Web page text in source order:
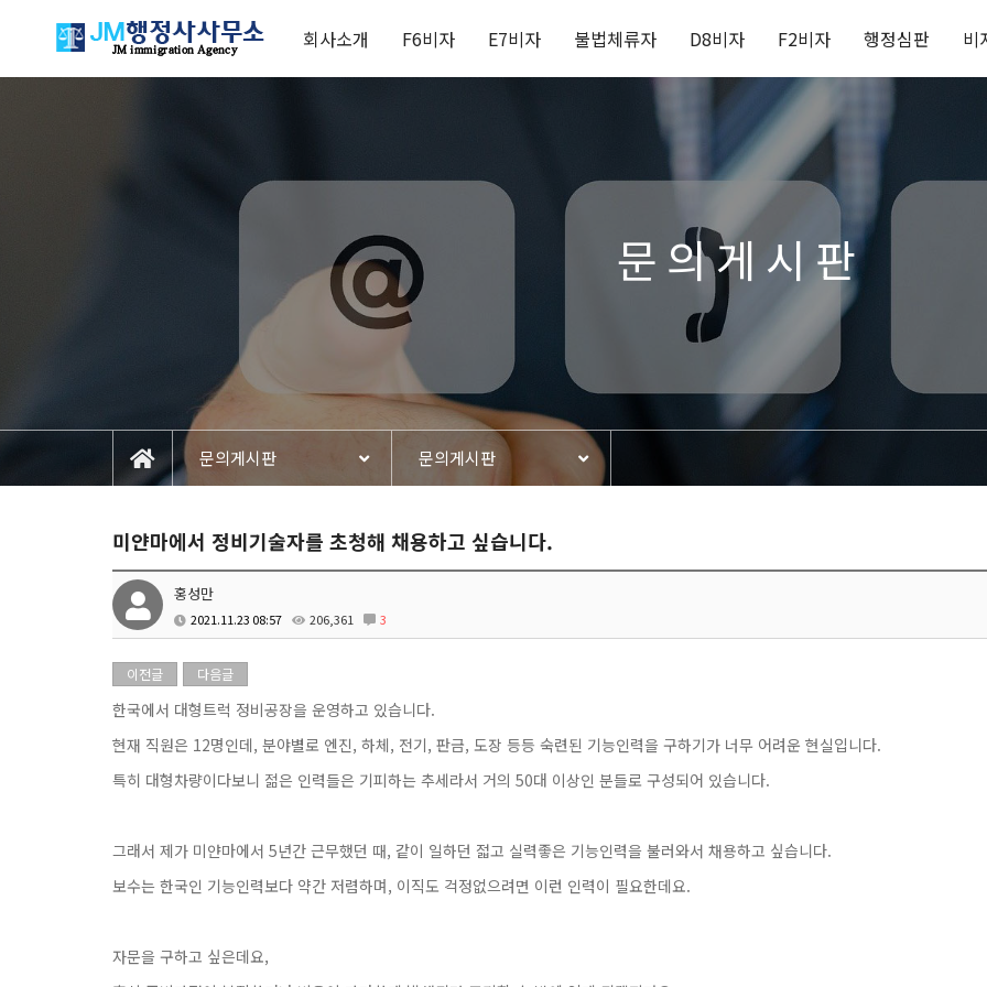
회사소개 F6비자 E7비자 불법체류자 D8비자 F2비자 행정심판 비
문의게시판
문의게시판 문의게시판
미얀마에서 정비기술자를 초청해 채용하고 싶습니다.
홍성만
2021.11.23 08:57 206,361 3
이전글 다음글
한국에서 대형트럭 정비공장을 운영하고 있습니다.
현재 직원은 12명인데, 분야별로 엔진, 하체, 전기, 판금, 도장 등등 숙련된 기능인력을 구하기가 너무 어려운 현실입니다.
특히 대형차량이다보니 젊은 인력들은 기피하는 추세라서 거의 50대 이상인 분들로 구성되어 있습니다.
그래서 제가 미얀마에서 5년간 근무했던 때, 같이 일하던 젋고 실력좋은 기능인력을 불러와서 채용하고 싶습니다.
보수는 한국인 기능인력보다 약간 저렴하며, 이직도 걱정없으려면 이런 인력이 필요한데요.
자문을 구하고 싶은데요,